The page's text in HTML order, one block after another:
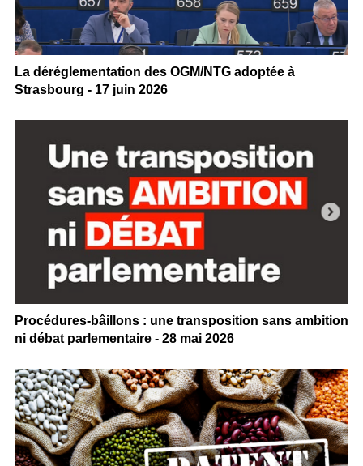
La déréglementation des OGM/NTG adoptée à
Strasbourg - 17 juin 2026
Procédures-bâillons : une transposition sans ambition
ni débat parlementaire - 28 mai 2026